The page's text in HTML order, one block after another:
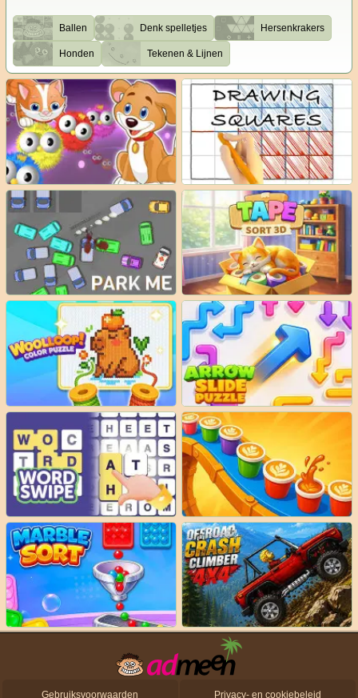
Ballen Denk spelletjes Hersenkrakers
Honden Tekenen & Lijnen
Gebruiksvoorwaarden Privacy- en cookiebeleid